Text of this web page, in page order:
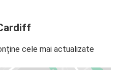
cele mai actualizate